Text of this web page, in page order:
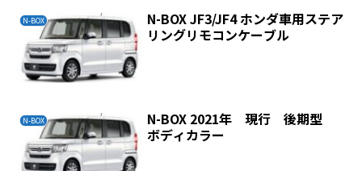
N-BOX
N-BOX JF3/JF4 ホンダ車用ステア
リングリモコンケーブル
N-BOX
N-BOX 2021年 現行 後期型
ボディカラー